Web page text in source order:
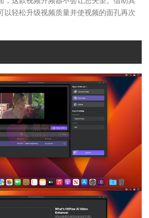
以轻松升级视频质量并使视频的面孔再次